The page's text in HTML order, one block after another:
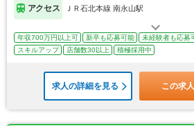
アクセス ＪＲ石北本線 南永山駅
年収700万円以上可 新卒も応募可能 未経験者も応募
スキルアップ
店舗数30以上 積極採用中
求人の詳細を見る この求